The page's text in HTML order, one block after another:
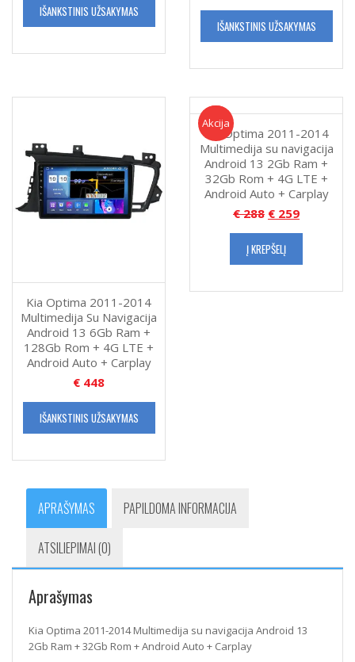
IŠANKSTINIS UŽSAKYMAS
IŠANKSTINIS UŽSAKYMAS
Kia Optima 2011-2014
Multimedija Su Navigacija
Android 13 6Gb Ram +
128Gb Rom + 4G LTE +
Android Auto + Carplay
€ 448
IŠANKSTINIS UŽSAKYMAS
Akcija
Akcija!
Kia Optima 2011-2014
Multimedija su navigacija
Android 13 2Gb Ram +
32Gb Rom + 4G LTE +
Android Auto + Carplay
€288 € 259
Į KREPŠELĮ
APRAŠYMAS PAPILDOMA INFORMACIJA
ATSILIEPIMAI (0)
Aprašymas
Kia Optima 2011-2014 Multimedija su navigacija Android 13
2Gb Ram + 32Gb Rom + Android Auto + Carplay